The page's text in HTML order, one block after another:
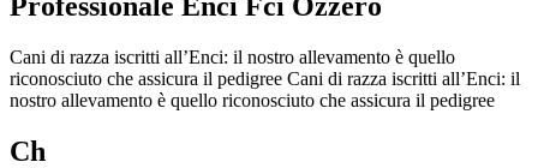
Professionale Enci Fci Ozzero
Cani di razza iscritti all’Enci: il nostro allevamento è quello
riconosciuto che assicura il pedigree Cani di razza iscritti all’Enci: il
nostro allevamento è quello riconosciuto che assicura il pedigree
Ch